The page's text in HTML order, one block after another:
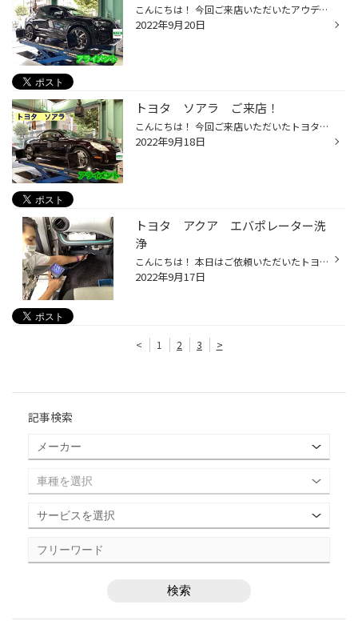
こんにちは！ 今回ご来店いただいたアウディ RSQ3のアライメント調整を致しました！ ご来店ありがとうございました♪ ご予約していただくと作業にスムーズに入ることができます。 ご相談ご予約お待ちしております！ タイヤ館目白
2022年9月20日
トヨタ ソアラ ご来店！
こんにちは！ 今回ご来店いただいたトヨタ ソアラのアライメント調整を行いました！ アライメントのご相談やご予約お待ちしております。 タイヤ館目白
2022年9月18日
トヨタ アクア エバポレーター洗
浄
こんにちは！ 本日はご依頼いただいたトヨタ アクアのエバポレーター洗浄を行いました！ 作業風景のご紹介です！ （来栖スタッフが作業しております） 画面にはこのような感じでエバポレーターが映っています↓ 洗浄をするとこのような汚水が垂れてきます↓ エバポレーターを洗浄することでエアコンか...
2022年9月17日
< 1 2 3 >
記事検索